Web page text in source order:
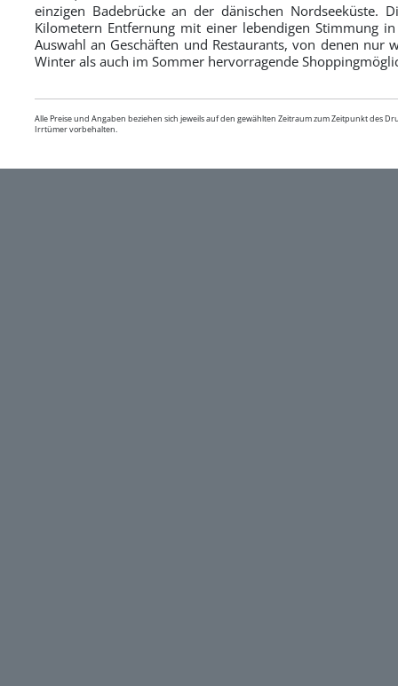
einzigen Badebrücke an der dänischen Nordseeküste.
Kilometern Entfernung mit einer lebendigen Stimmung
Auswahl an Geschäften und Restaurants, von denen
Winter als auch im Sommer hervorragende
Alle Preise und Angaben beziehen sich jeweils auf den gewählten Zeitraum zum Zeitpunkt des
Irrtümer vorbehalten.